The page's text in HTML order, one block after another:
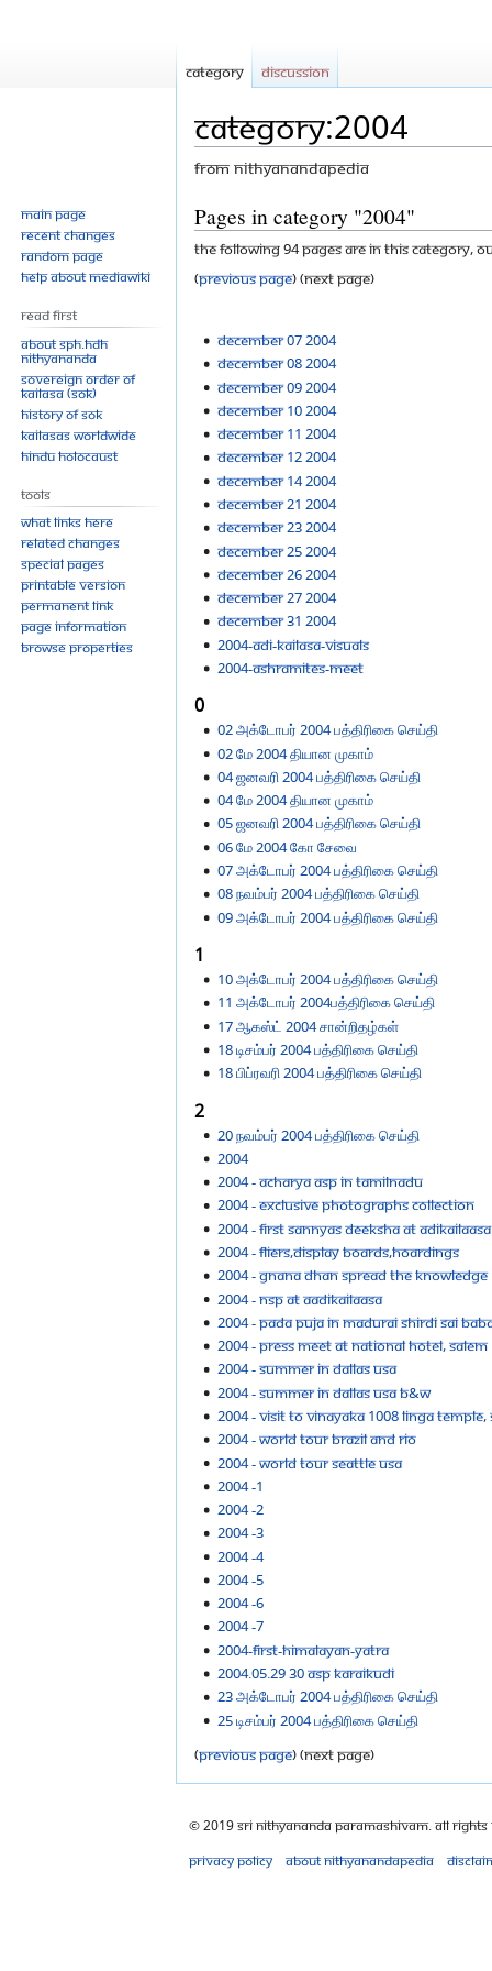
Category:2004
From Nithyanandapedia
Jump
to
navigation
Jump
to
search
Pages in category "2004"
The following 94 pages are in this category,
(previous page) (next page)
December 07 2004
December 08 2004
December 09 2004
December 10 2004
December 11 2004
December 12 2004
December 14 2004
December 21 2004
December 23 2004
December 25 2004
December 26 2004
December 27 2004
December 31 2004
2004-ADI-KAILASA-VISUALS
2004-ASHRAMITES-MEET
0
02 அக்டோபர் 2004 பத்திரிகை செய்தி
02 மே 2004 தியான முகாம்
04 ஜனவரி 2004 பத்திரிகை செய்தி
04 மே 2004 தியான முகாம்
05 ஜனவரி 2004 பத்திரிகை செய்தி
06 மே 2004 கோ சேவை
07 அக்டோபர் 2004 பத்திரிகை செய்தி
08 நவம்பர் 2004 பத்திரிகை செய்தி
09 அக்டோபர் 2004 பத்திரிகை செய்தி
1
10 அக்டோபர் 2004 பத்திரிகை செய்தி
11 அக்டோபர் 2004பத்திரிகை செய்தி
17 ஆகஸ்ட் 2004 சான்றிதழ்கள்
18 டிசம்பர் 2004 பத்திரிகை செய்தி
18 பிப்ரவரி 2004 பத்திரிகை செய்தி
2
20 நவம்பர் 2004 பத்திரிகை செய்தி
2004
2004 - Acharya ASP In TamilNadu
2004 - Exclusive Photographs Collection
2004 - First Sannyas Deeksha At AdiKailaasa
2004 - Fliers,Display boards,Hoardings
2004 - Gnana Dhan Spread The Knowledge
2004 - NSP At AadiKailaasa
2004 - Pada Puja in Madurai Shirdi sai
2004 - Press Meet At National Hotel, Salem
2004 - Summer In Dallas USA
2004 - Summer In Dallas USA B&W
2004 - Visit To Vinayaka 1008 Linga temple,
2004 - World Tour Brazil and Rio
2004 - World Tour Seattle USA
2004 -1
2004 -2
2004 -3
2004 -4
2004 -5
2004 -6
2004 -7
2004-FIRST-HIMALAYAN-YATRA
2004.05.29 30 ASP Karaikudi
23 அக்டோபர் 2004 பத்திரிகை செய்தி
25 டிசம்பர் 2004 பத்திரிகை செய்தி
(previous page) (next page)
Category Discussion
Main page
Recent changes
Random page
Help about MediaWiki
Read First
About SPH.HDH
Nithyananda
Sovereign Order of
KAILASA (SOK)
History of SOK
KAILASAs Worldwide
Hindu Holocaust
Tools
What links here
Related changes
Special pages
Printable version
Permanent link
Page information
Browse properties
© 2019 Sri Nithyananda Paramashivam. All Rights
Privacy policy
About Nithyanandapedia